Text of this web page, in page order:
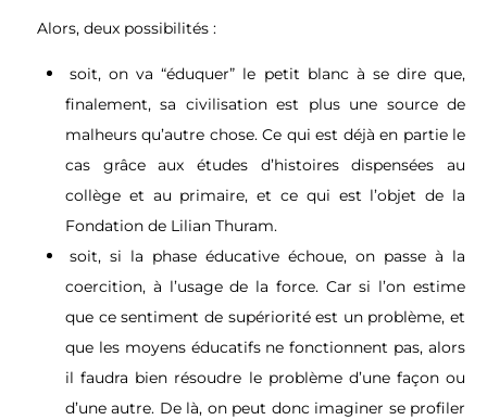
Alors, deux possibilités :
soit, on va “éduquer” le petit blanc à se dire que,
finalement, sa civilisation est plus une source de
malheurs qu’autre chose. Ce qui est déjà en partie le
cas grâce aux études d’histoires dispensées au
collège et au primaire, et ce qui est l’objet de la
Fondation de Lilian Thuram.
soit, si la phase éducative échoue, on passe à la
coercition, à l’usage de la force. Car si l’on estime
que ce sentiment de supériorité est un problème, et
que les moyens éducatifs ne fonctionnent pas, alors
il faudra bien résoudre le problème d’une façon ou
d’une autre. De là, on peut donc imaginer se profiler